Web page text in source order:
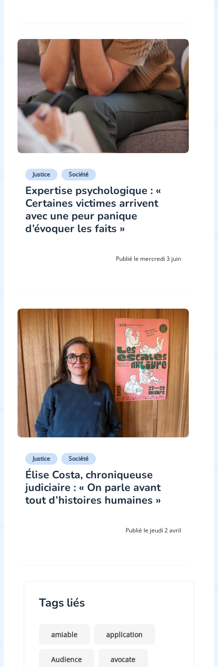
Justice Société
Expertise psychologique : «
Certaines victimes arrivent
avec une peur panique
d’évoquer les faits »
Publié le mercredi 3 juin
Justice Société
Élise Costa, chroniqueuse
judiciaire : « On parle avant
tout d’histoires humaines »
Publié le jeudi 2 avril
Tags liés
amiable application
Audience avocate